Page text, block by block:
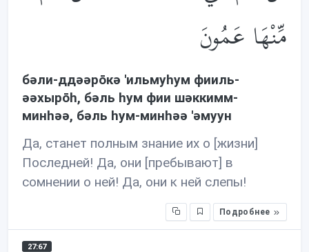
مِّنْهَا عَمُونَ
бəли-ддəəрōкə 'ильмуhум фииль-
əəхырōh, бəль hум фии шəккимм-
минhəə, бəль hум-минhəə 'əмуун
Да, станет полным знание их о [жизни]
Последней! Да, они [пребывают] в
сомнении о ней! Да, они к ней слепы!
Подробнее
27:67